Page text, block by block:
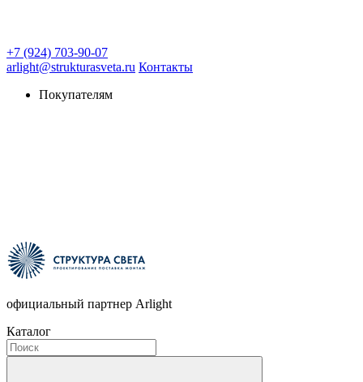
+7 (924) 703-90-07
arlight@strukturasveta.ru Контакты
Покупателям
официальный партнер Arlight
Каталог